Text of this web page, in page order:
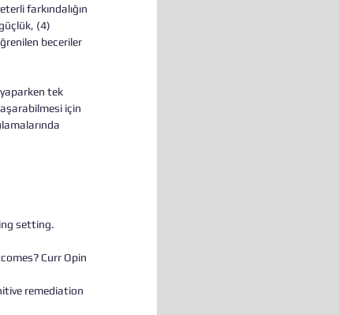
farkındalığın
(4)
beceriler
tek
için
setting.
Curr Opin
remediation